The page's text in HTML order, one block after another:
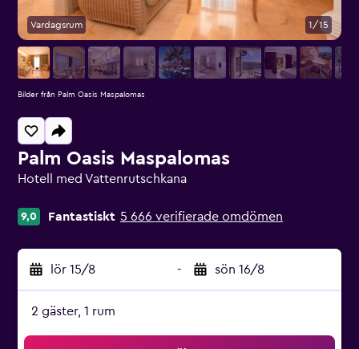
Palm Oasis Maspalomas
Hotell med Vattenrutschkana
9,0 Fantastiskt 5 666 verifierade omdömen
lör 15/8 - sön 16/8
2 gäster, 1 rum
Vardagsrum 1/15
Bilder från Palm Oasis Maspalomas